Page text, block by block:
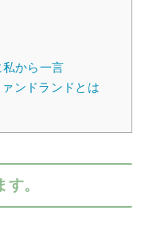
から一言
ンドランドとは
。